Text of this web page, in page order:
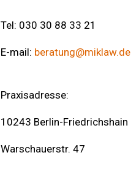
Tel: 030 30 88 33 21
E-mail: beratung@miklaw.de
Praxisadresse:
10243 Berlin-
Warschauerstr.